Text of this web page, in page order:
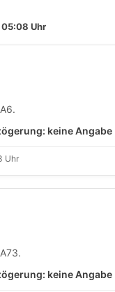
05:08 Uhr
keine Angabe
Uhr
keine Angabe